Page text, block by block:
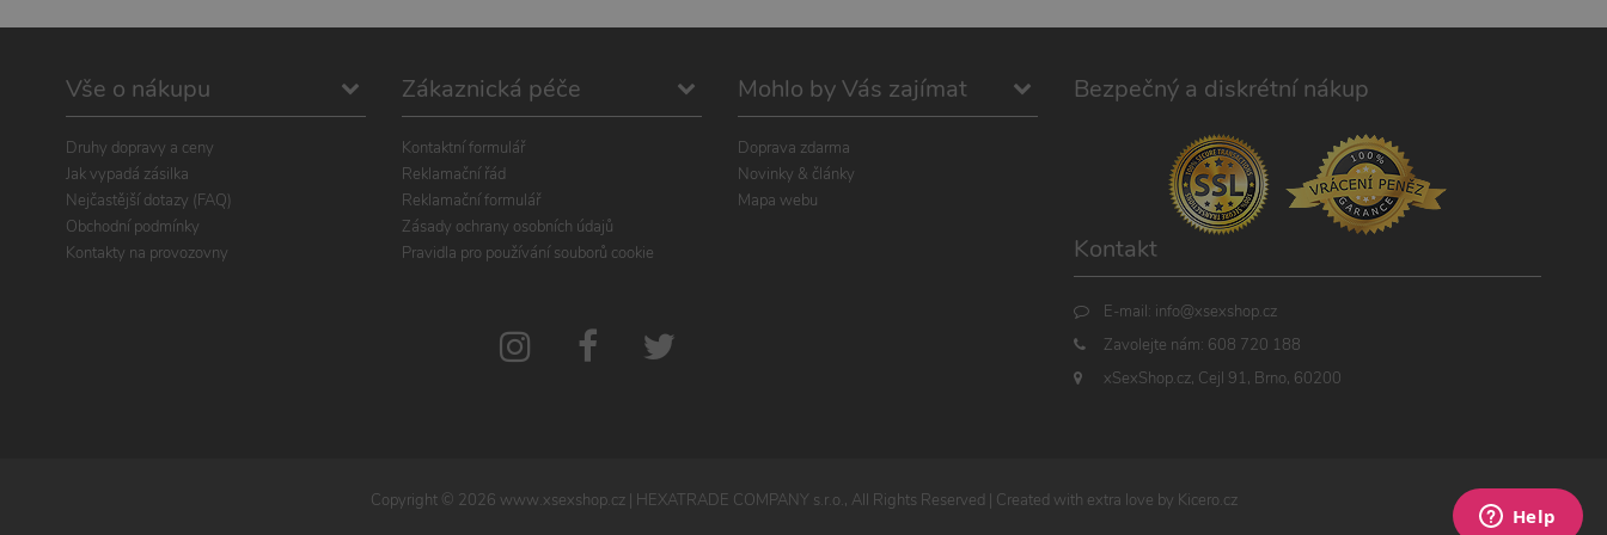
Vše o nákupu
Druhy dopravy a ceny
Jak vypadá zásilka
Nejčastější dotazy (FAQ)
Obchodní podmínky
Kontakty na provozovny
Zákaznická péče
Kontaktní formulář
Reklamační řád
Reklamační formulář
Zásady ochrany osobních údajů
Pravidla pro používání souborů cookie
Mohlo by Vás zajímat
Doprava zdarma
Novinky & články
Mapa webu
Bezpečný a diskrétní nákup
Kontakt
E-mail: info@xsexshop.cz
Zavolejte nám: 608 720 188
xSexShop.cz, Cejl 91, Brno, 60200
Copyright © 2026 www.xsexshop.cz| HEXATRADE COMPANY s.r.o., All Rights Reserved | Created with extra love by Kicero.cz